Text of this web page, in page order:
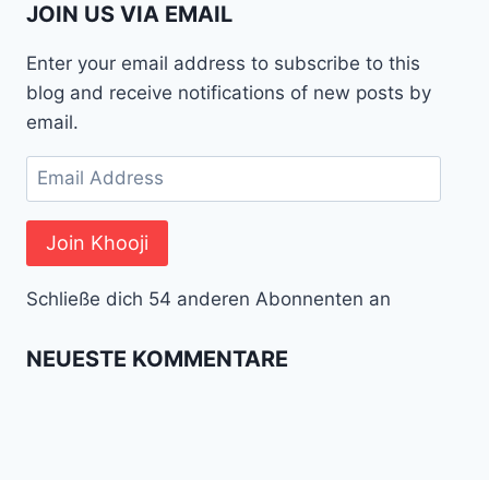
JOIN US VIA EMAIL
Enter your email address to subscribe to this
blog and receive notifications of new posts by
email.
Email
Address
Join Khooji
Schließe dich 54 anderen Abonnenten an
NEUESTE KOMMENTARE